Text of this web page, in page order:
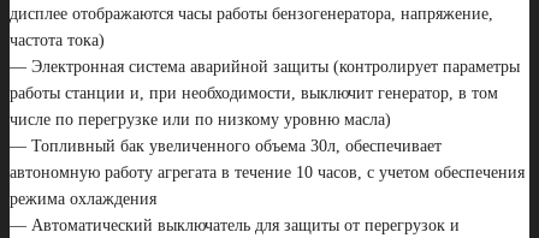
дисплее отображаются часы работы бензогенератора, напряжение,
частота тока)
— Электронная система аварийной защиты (контролирует параметры
работы станции и, при необходимости, выключит генератор, в том
числе по перегрузке или по низкому уровню масла)
— Топливный бак увеличенного объема 30л, обеспечивает
автономную работу агрегата в течение 10 часов, с учетом обеспечения
режима охлаждения
— Автоматический выключатель для защиты от перегрузок и